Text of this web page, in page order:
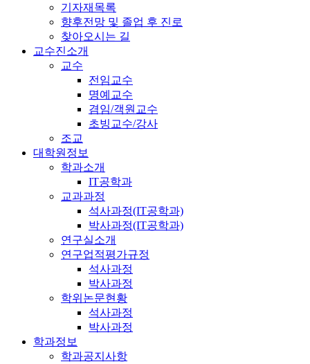
기자재목록
향후전망 및 졸업 후 진로
찾아오시는 길
교수진소개
교수
전임교수
명예교수
겸임/객원교수
초빙교수/강사
조교
대학원정보
학과소개
IT공학과
교과과정
석사과정(IT공학과)
박사과정(IT공학과)
연구실소개
연구업적평가규정
석사과정
박사과정
학위논문현황
석사과정
박사과정
학과정보
학과공지사항